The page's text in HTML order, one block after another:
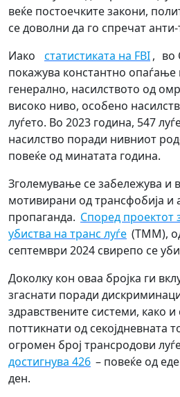
веќе постоечките закони,
се доволни да го спречат
Иако
статистиката на FBI, во
покажува константно опаѓање
генерално, насилството од
високо ниво, особено
луѓето. Во 2023 година, 547
насилство поради нивниот
повеќе од минатата година.
Зголемување се забележува и
мотивирани од трансфобија и
пропаганда. Според проектот
убиства на транс луѓе (ТММ),
септември 2024 свирепо се
Доколку кон оваа бројка ги
згаснати поради
здравствените системи, како
поттикнати од секојдневната
огромен број трансродови
достигнува 426 – повеќе од
ден.